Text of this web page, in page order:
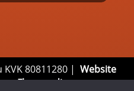
80811280 | Website
Flexamedia